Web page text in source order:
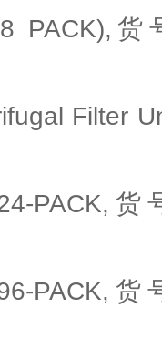
PACK),
Filter
PACK,
PACK,